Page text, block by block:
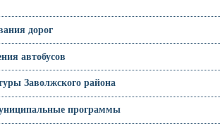
дорог
автобусов
Заволжского района
программы